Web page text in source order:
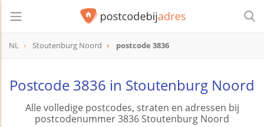
NL Stoutenburg Noord postcode 3836
Postcode 3836 in Stoutenburg Noord
Alle volledige postcodes, straten en adressen bij
postcodenummer 3836 Stoutenburg Noord